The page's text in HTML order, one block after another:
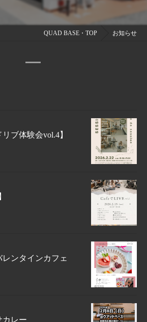
QUAD BASE・TOP お知らせ
ブ体験会vol.4】
レンタインカフェ
カレー